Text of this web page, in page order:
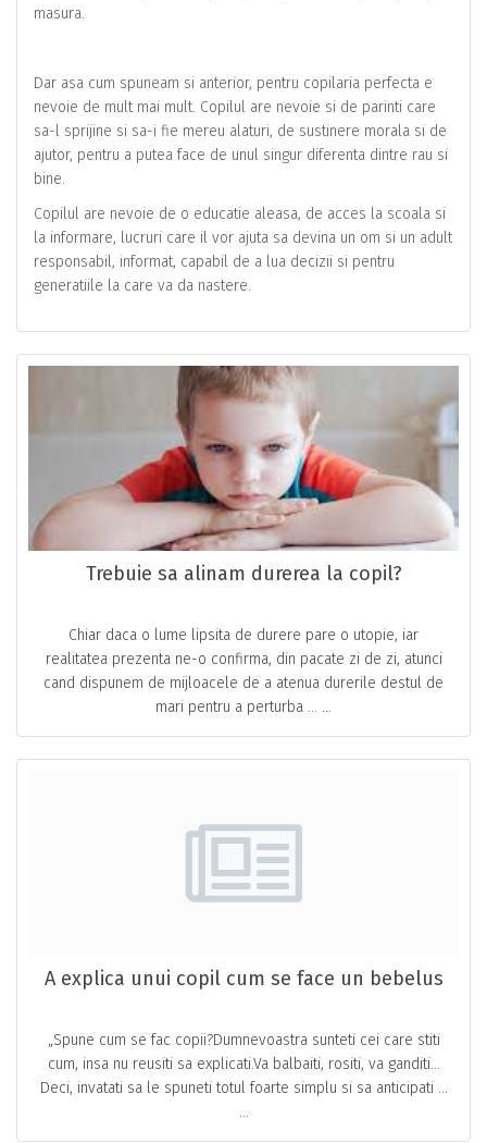
masura.
Dar asa cum spuneam si anterior, pentru copilaria perfecta e
nevoie de mult mai mult. Copilul are nevoie si de parinti care
sa-l sprijine si sa-i fie mereu alaturi, de sustinere morala si de
ajutor, pentru a putea face de unul singur diferenta dintre rau si
bine.
Copilul are nevoie de o educatie aleasa, de acces la scoala si
la informare, lucruri care il vor ajuta sa devina un om si un adult
responsabil, informat, capabil de a lua decizii si pentru
generatiile la care va da nastere.
Trebuie sa alinam durerea la copil?
Chiar daca o lume lipsita de durere pare o utopie, iar
realitatea prezenta ne-o confirma, din pacate zi de zi, atunci
cand dispunem de mijloacele de a atenua durerile destul de
mari pentru a perturba … ...
A explica unui copil cum se face un bebelus
„Spune cum se fac copii?Dumnevoastra sunteti cei care stiti
cum, insa nu reusiti sa explicati.Va balbaiti, rositi, va ganditi…
Deci, invatati sa le spuneti totul foarte simplu si sa anticipati …
...